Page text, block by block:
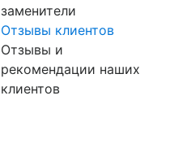
заменители
Отзывы клиентов
Отзывы и
рекомендации наших
клиентов